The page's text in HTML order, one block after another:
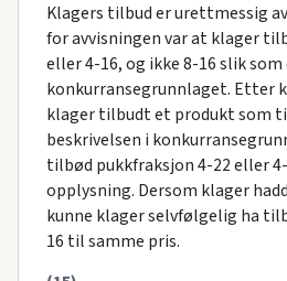
Klagers tilbud er urettmessig
for avvisningen var at klager
eller 4-16, og ikke 8-16 slik
konkurransegrunnlaget. Etter
klager tilbudt et produkt som
beskrivelsen i
tilbød pukkfraksjon 4-22 eller
opplysning. Dersom klager
kunne klager selvfølgelig ha
16 til samme pris.